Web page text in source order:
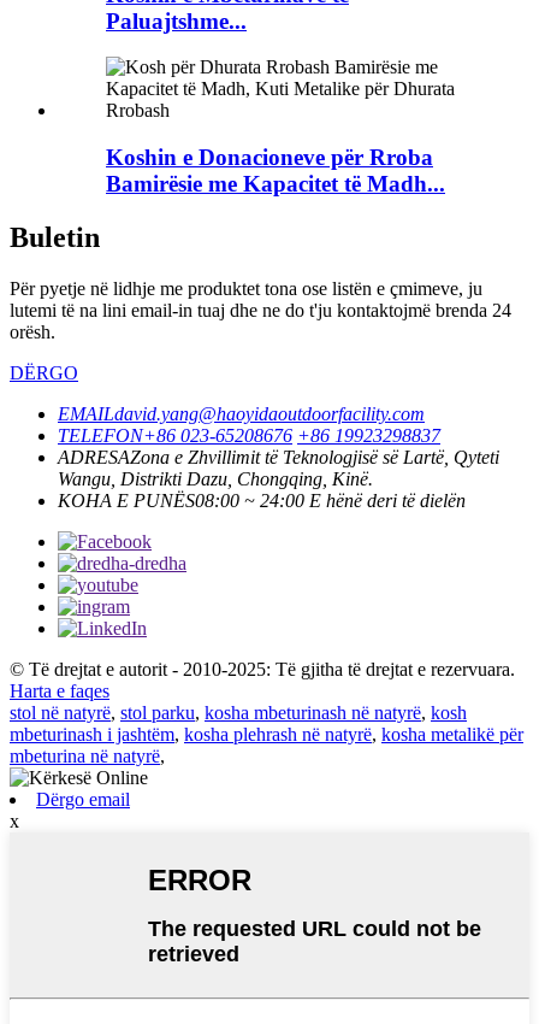
Paluajtshme...
Koshin e Donacioneve për Rroba
Bamirësie me Kapacitet të Madh...
Buletin
Për pyetje në lidhje me produktet tona ose listën e çmimeve, ju
lutemi të na lini email-in tuaj dhe ne do t'ju kontaktojmë brenda 24
orësh.
DËRGO
EMAILdavid.yang@haoyidaoutdoorfacility.com
TELEFON+86 023-65208676 +86 19923298837
ADRESAZona e Zhvillimit të Teknologjisë së Lartë, Qyteti
Wangu, Distrikti Dazu, Chongqing, Kinë.
KOHA E PUNËS08:00 ~ 24:00 E hënë deri të dielën
© Të drejtat e autorit - 2010-2025: Të gjitha të drejtat e rezervuara.
Harta e faqes
stol në natyrë, stol parku, kosha mbeturinash në natyrë, kosh
mbeturinash i jashtëm, kosha plehrash në natyrë, kosha metalikë për
mbeturina në natyrë,
Dërgo email
x